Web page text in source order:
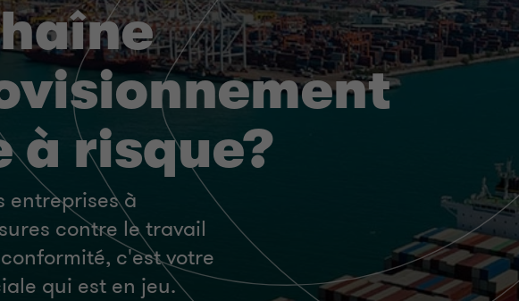
à risque?
entreprises à
contre le travail
c'est votre
qui est en jeu.